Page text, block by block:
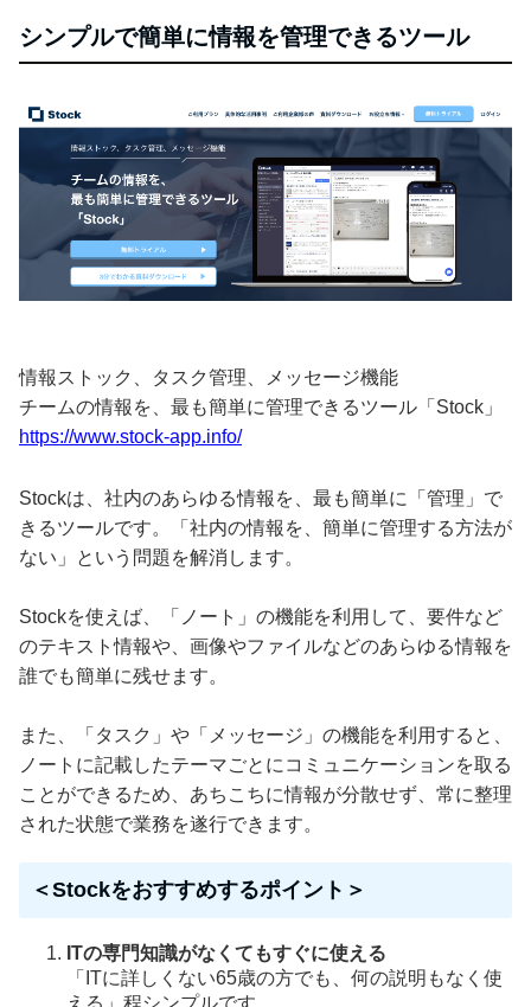
シンプルで簡単に情報を管理できるツール
情報ストック、タスク管理、メッセージ機能
チームの情報を、最も簡単に管理できるツール「Stock」
https://www.stock-app.info/
Stockは、社内のあらゆる情報を、最も簡単に「管理」で
きるツールです。「社内の情報を、簡単に管理する方法が
ない」という問題を解消します。
Stockを使えば、「ノート」の機能を利用して、要件など
のテキスト情報や、画像やファイルなどのあらゆる情報を
誰でも簡単に残せます。
また、「タスク」や「メッセージ」の機能を利用すると、
ノートに記載したテーマごとにコミュニケーションを取る
ことができるため、あちこちに情報が分散せず、常に整理
された状態で業務を遂行できます。
＜Stockをおすすめするポイント＞
ITの専門知識がなくてもすぐに使える
「ITに詳しくない65歳の方でも、何の説明もなく使